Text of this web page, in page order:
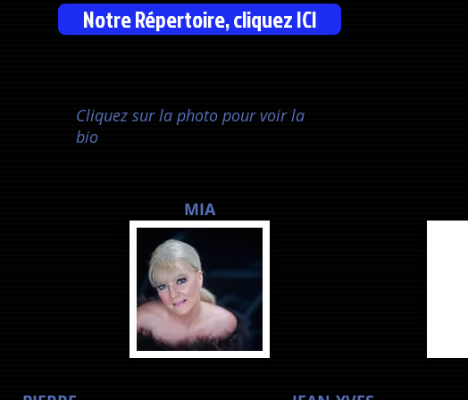
Notre Répertoire, cliquez ICI
Cliquez sur la photo pour voir la
bio
MIA